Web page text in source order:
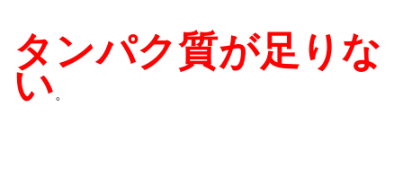
タンパク質が足りな
い 。